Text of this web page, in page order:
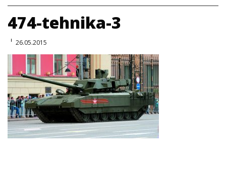
474-tehnika-3
26.05.2015